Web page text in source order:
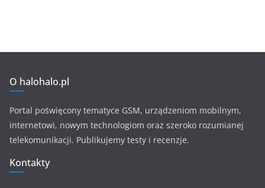
O halohalo.pl
Portal poświęcony tematyce GSM, urządzeniom mobilnym,
internetowi, nowym technologiom oraz szeroko rozumianej
telekomunikacji. Publikujemy testy i recenzje.
Kontakty